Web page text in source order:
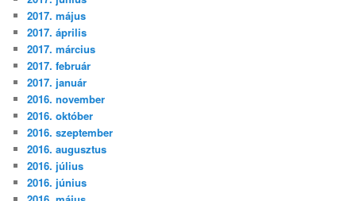
2017. május
2017. április
2017. március
2017. február
2017. január
2016. november
2016. október
2016. szeptember
2016. augusztus
2016. július
2016. június